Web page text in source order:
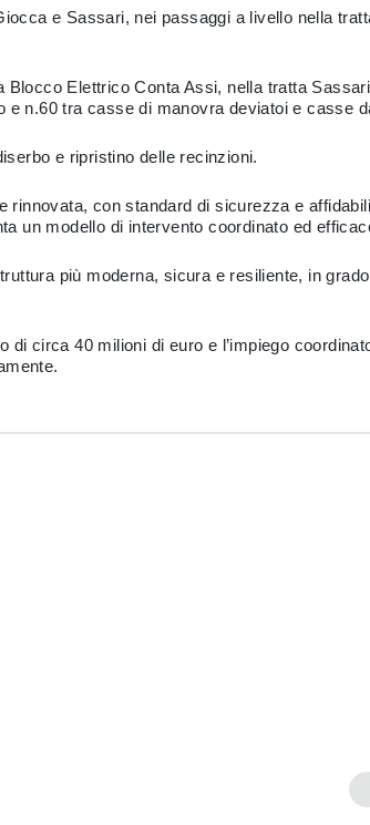
e Sassari, nei passaggi a livello nella
Elettrico Conta Assi, nella tratta
n.60 tra casse di manovra deviatoi e casse
e ripristino delle recinzioni.
con standard di sicurezza e
un modello di intervento coordinato ed
più moderna, sicura e resiliente, in
circa 40 milioni di euro e l’impiego